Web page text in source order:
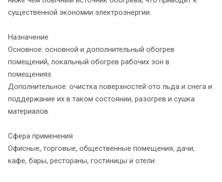
существенной экономии электроэнергии.
Назначение
Основное: основной и дополнительный обогрев
помещений, локальный обогрев рабочих зон в
помещениях.
Дополнительное: очистка поверхностей ото льда и снега и
поддержание их в таком состоянии, разогрев и сушка
материалов.
Сфера применения
Офисные, торговые, общественные помещения, дачи,
кафе, бары, рестораны, гостиницы и отели.